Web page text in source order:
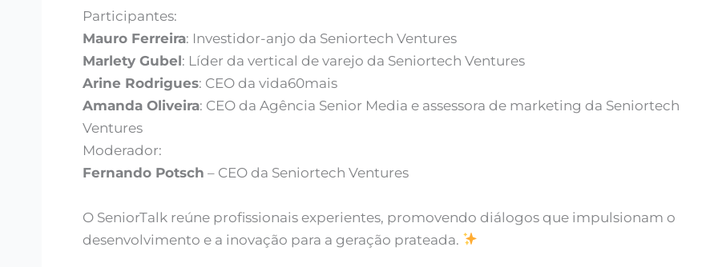
Participantes:
Mauro Ferreira: Investidor-anjo da Seniortech Ventures
Marlety Gubel: Líder da vertical de varejo da Seniortech Ventures
Arine Rodrigues: CEO da vida60mais
Amanda Oliveira: CEO da Agência Senior Media e assessora de marketing da Seniortech
Ventures
Moderador:
Fernando Potsch – CEO da Seniortech Ventures
O SeniorTalk reúne profissionais experientes, promovendo diálogos que impulsionam o
desenvolvimento e a inovação para a geração prateada.